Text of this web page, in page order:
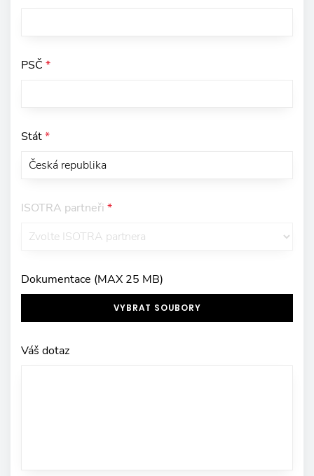
PSČ *
Stát*
ISOTRA partneři *
Dokumentace (MAX 25 MB)
VYBRAT SOUBORY
Váš dotaz